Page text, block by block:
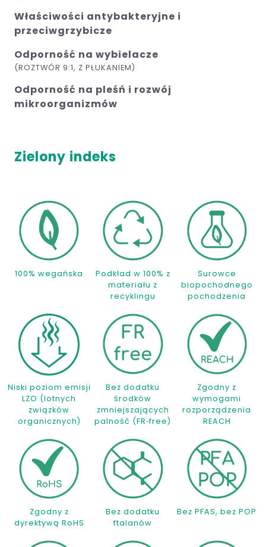
Właściwości antybakteryjne i
przeciwgrzybicze
Odporność na wybielacze
(ROZTWÓR 9:1, Z PŁUKANIEM)
Odporność na pleśń i rozwój
mikroorganizmów
Zielony indeks
100% wegańska
Podkład w 100% z
materiału z
recyklingu
Surowce
biopochodnego
pochodzenia
Niski poziom emisji
LZO (lotnych
związków
organicznych)
Bez dodatku
środków
zmniejszających
palność (FR‑free)
Zgodny z
wymogami
rozporządzenia
REACH
Zgodny z
dyrektywą RoHS
Bez dodatku
ftalanów
Bez PFAS, bez POP